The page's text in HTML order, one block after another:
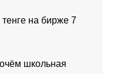
на бирже 7
школьная